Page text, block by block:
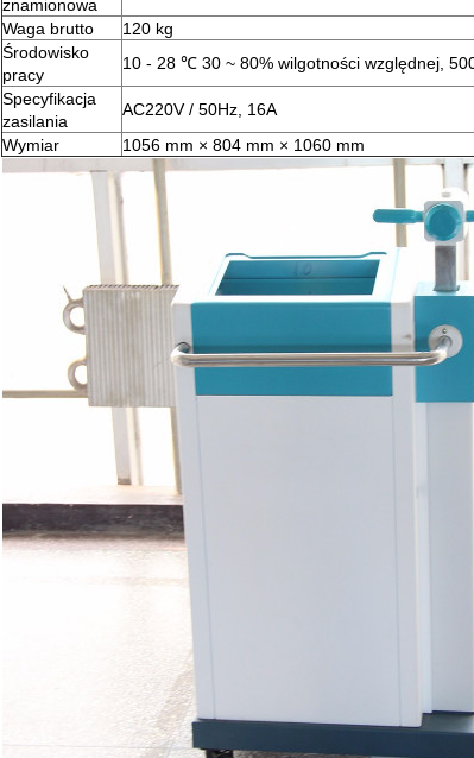
znamionowa
Waga brutto
120 kg
Środowisko
pracy
10 - 28 ℃ 30 ~ 80% wilgotności względnej,
Specyfikacja
zasilania
AC220V / 50Hz, 16A
Wymiar
1056 mm × 804 mm × 1060 mm